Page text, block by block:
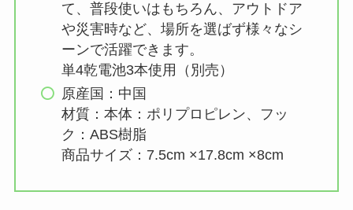
て、普段使いはもちろん、アウトドア
や災害時など、場所を選ばず様々なシ
ーンで活躍できます。
単4乾電池3本使用（別売）
原産国：中国
材質：本体：ポリプロピレン、フッ
ク：ABS樹脂
商品サイズ：7.5cm ×17.8cm ×8cm